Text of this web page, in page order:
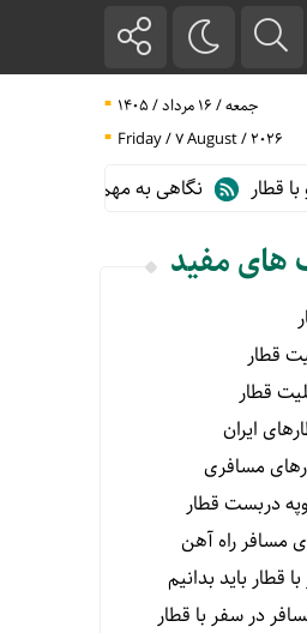
جمعه / ۱۶ مرداد / ۱۴۰۵
Friday / 7 August / 2026
نگاهی به مهم ترین آمارهای حمل و نقل ریلی در
های مفید
قطار
قطار
ایران
مسافری
دربست قطار
قطار باید بدانیم
در سفر با قطار